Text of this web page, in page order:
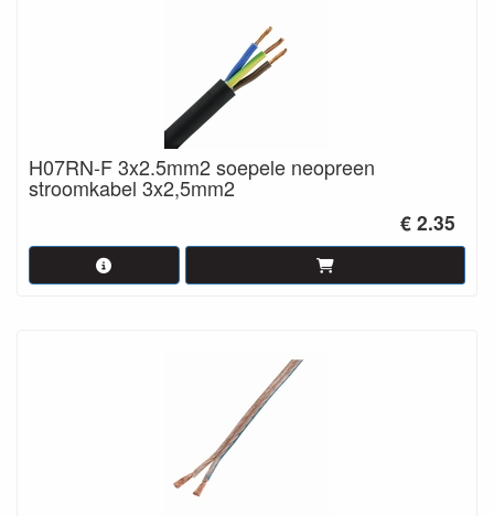
H07RN-F 3x2.5mm2 soepele neopreen
stroomkabel 3x2,5mm2
€ 2.35